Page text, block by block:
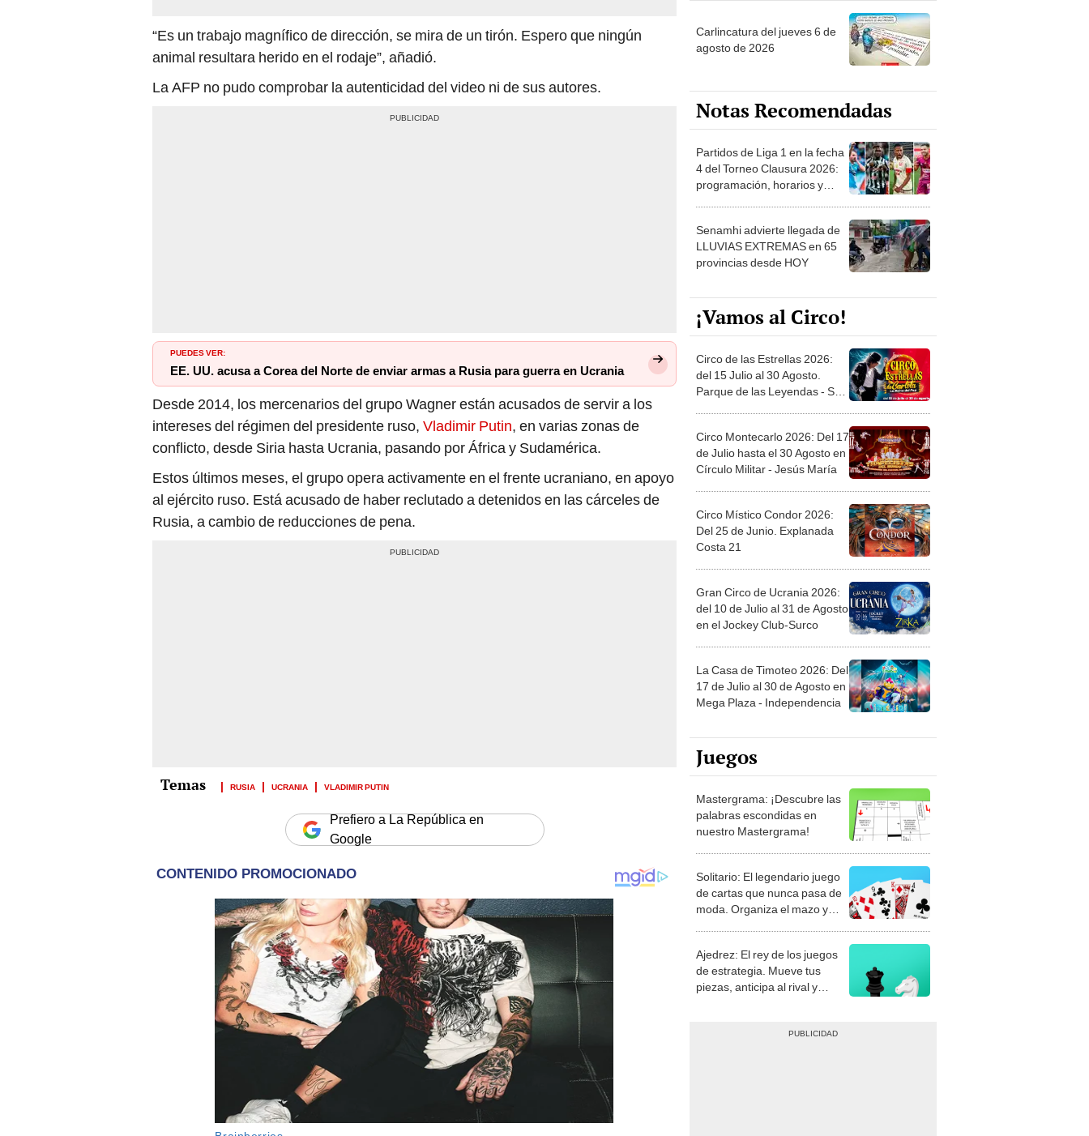
“Es un trabajo magnífico de dirección, se mira de un tirón. Espero que ningún
animal resultara herido en el rodaje”, añadió.
La AFP no pudo comprobar la autenticidad del video ni de sus autores.
PUEDES VER:
EE. UU. acusa a Corea del Norte de enviar armas a Rusia para guerra en Ucrania
Desde 2014, los mercenarios del grupo Wagner están acusados de servir a los
intereses del régimen del presidente ruso, Vladimir Putin, en varias zonas de
conflicto, desde Siria hasta Ucrania, pasando por África y Sudamérica.
Estos últimos meses, el grupo opera activamente en el frente ucraniano, en apoyo
al ejército ruso. Está acusado de haber reclutado a detenidos en las cárceles de
Rusia, a cambio de reducciones de pena.
RUSIA UCRANIA VLADIMIR PUTIN
Prefiero a La República en
Google
Carlincatura del jueves 6 de
agosto de 2026
Notas Recomendadas
Partidos de Liga 1 en la fecha
4 del Torneo Clausura 2026:
programación, horarios y
Senamhi advierte llegada de
LLUVIAS EXTREMAS en 65
provincias desde HOY
¡Vamos al Circo!
Circo de las Estrellas 2026:
del 15 Julio al 30 Agosto.
Parque de las Leyendas - San
Circo Montecarlo 2026: Del 17
de Julio hasta el 30 Agosto en
Círculo Militar - Jesús María
Circo Místico Condor 2026:
Del 25 de Junio. Explanada
Costa 21
Gran Circo de Ucrania 2026:
del 10 de Julio al 31 de Agosto
en el Jockey Club-Surco
La Casa de Timoteo 2026: Del
17 de Julio al 30 de Agosto en
Mega Plaza - Independencia
Juegos
Mastergrama: ¡Descubre las
palabras escondidas en
nuestro Mastergrama!
Solitario: El legendario juego
de cartas que nunca pasa de
moda. Organiza el mazo y
Ajedrez: El rey de los juegos
de estrategia. Mueve tus
piezas, anticipa al rival y